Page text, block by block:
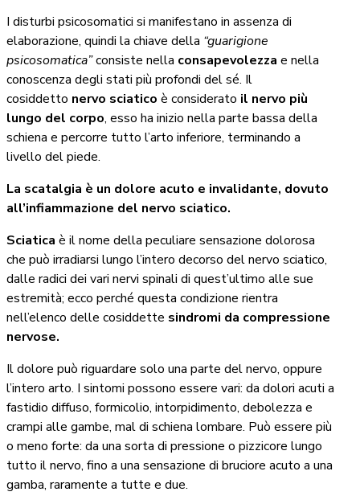
I disturbi psicosomatici si manifestano in assenza di
elaborazione, quindi la chiave della “guarigione
psicosomatica”consiste nella consapevolezza e nella
conoscenza degli stati più profondi del sé. Il
cosiddetto nervo sciatico è considerato il nervo più
lungo del corpo, esso ha inizio nella parte bassa della
schiena e percorre tutto l’arto inferiore, terminando a
livello del piede.
La scatalgia è un dolore acuto e invalidante, dovuto
all’infiammazione del nervo sciatico.
Sciatica è il nome della peculiare sensazione dolorosa
che può irradiarsi lungo l’intero decorso del nervo sciatico,
dalle radici dei vari nervi spinali di quest’ultimo alle sue
estremità; ecco perché questa condizione rientra
nell’elenco delle cosiddette sindromi da compressione
nervose.
Il dolore può riguardare solo una parte del nervo, oppure
l’intero arto. I sintomi possono essere vari: da dolori acuti a
fastidio diffuso, formicolio, intorpidimento, debolezza e
crampi alle gambe, mal di schiena lombare. Può essere più
o meno forte: da una sorta di pressione o pizzicore lungo
tutto il nervo, fino a una sensazione di bruciore acuto a una
gamba, raramente a tutte e due.